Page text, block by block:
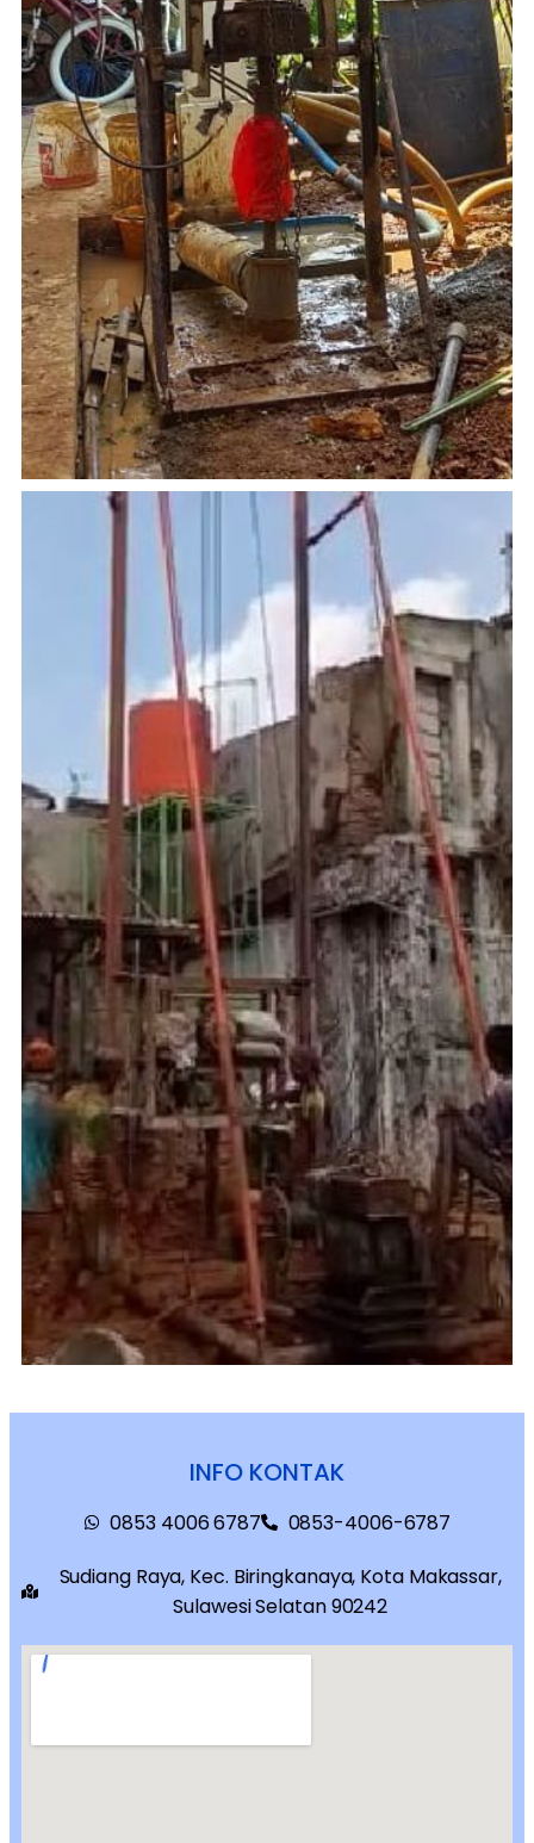
INFO KONTAK
0853 4006 6787
0853-4006-6787
Sudiang Raya, Kec. Biringkanaya, Kota Makassar,
Sulawesi Selatan 90242